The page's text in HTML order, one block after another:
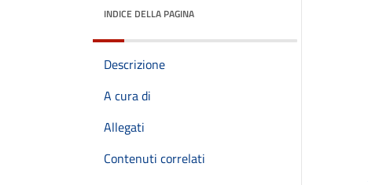
INDICE DELLA PAGINA
Descrizione
A cura di
Allegati
Contenuti correlati